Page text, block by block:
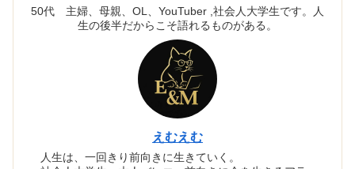
50代 主婦、母親、OL、YouTuber ,社会人大学生です。人
生の後半だからこそ語れるものがある。
えむえむ
人生は、一回きり前向きに生きていく。